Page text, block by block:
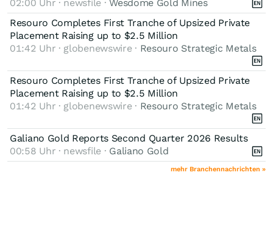
02:00 Uhr · newsfile ·Wesdome Gold Mines
Resouro Completes First Tranche of Upsized Private
Placement Raising up to $2.5 Million
01:42 Uhr · globenewswire · Resouro Strategic Metals
Resouro Completes First Tranche of Upsized Private
Placement Raising up to $2.5 Million
01:42 Uhr · globenewswire · Resouro Strategic Metals
Galiano Gold Reports Second Quarter 2026 Results
00:58 Uhr · newsfile · Galiano Gold
mehr Branchennachrichten »